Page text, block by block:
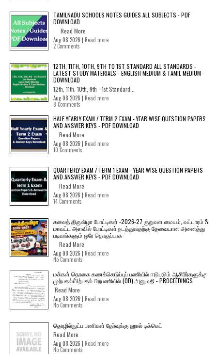
TAMILNADU SCHOOLS NOTES GUIDES ALL SUBJECTS - PDF
DOWNLOAD
Read More
Aug 08 2026 | Read more
2 Comments
12TH, 11TH, 10TH, 9TH TO 1ST STANDARD ALL STANDARDS -
LATEST STUDY MATERIALS - ENGLISH MEDIUM & TAMIL MEDIUM -
DOWNLOAD
12th, 11th, 10th, 9th - 1st Standard...
Aug 08 2026 | Read more
8 Comments
HALF YEARLY EXAM / TERM 2 EXAM - YEAR WISE QUESTION PAPERS
AND ANSWER KEYS - PDF DOWNLOAD
Read More
Aug 08 2026 | Read more
10 Comments
QUARTERLY EXAM / TERM 1 EXAM - YEAR WISE QUESTION PAPERS
AND ANSWER KEYS - PDF DOWNLOAD
Read More
Aug 08 2026 | Read more
14 Comments
கலைத் திருவிழா போட்டிகள் -2026-27 குறுவள மையம், வட்டாரம் &
மாவட்ட அளவில் போட்டிகள் நடத்துவதற்கு தேவையான அனைத்து
படிவங்களும் ஒரே தொகுப்பாக
Read More
Aug 08 2026 | Read more
No Comments
மக்கள் தொகை கணக்கெடுப்புப் பணியில் ஈடுபடும் ஆசிரிர்களுக்கு
முற்பகல்/பிற்பகல் பிறபணியில் (OD) அனுமதி - PROCEEDINGS
Read More
Aug 08 2026 | Read more
No Comments
தொழில்நுட்ப பணிகள் தேர்வுக்கு ஹால் ​டிக்கெட்
Read More
Aug 08 2026 | Read more
No Comments